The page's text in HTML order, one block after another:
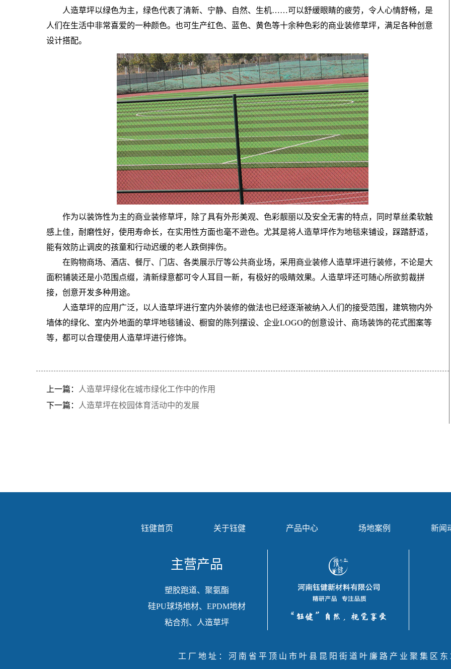
人造草坪以绿色为主，绿色代表了清新、宁静、自然、生机……可以舒缓眼睛的疲劳，令人心情舒畅，是
人们在生活中非常喜爱的一种颜色。也可生产红色、蓝色、黄色等十余种色彩的商业装修草坪，满足各种创意
设计搭配。
作为以装饰性为主的商业装修草坪，除了具有外形美观、色彩靓丽以及安全无害的特点，同时草丝柔软触
感上佳，耐磨性好，使用寿命长，在实用性方面也毫不逊色。尤其是将人造草坪作为地毯来铺设，踩踏舒适，
能有效防止调皮的孩童和行动迟缓的老人跌倒摔伤。
在购物商场、酒店、餐厅、门店、各类展示厅等公共商业场，采用商业装修人造草坪进行装修，不论是大
面积铺装还是小范围点缀，清新绿意都可令人耳目一新，有极好的吸睛效果。人造草坪还可随心所欲剪裁拼
接，创意开发多种用途。
人造草坪的应用广泛，以人造草坪进行室内外装修的做法也已经逐渐被纳入人们的接受范围，建筑物内外
墙体的绿化、室内外地面的草坪地毯铺设、橱窗的陈列摆设、企业LOGO的创意设计、商场装饰的花式图案等
等，都可以合理使用人造草坪进行修饰。
上一篇：
人造草坪绿化在城市绿化工作中的作用
下一篇：
人造草坪在校园体育活动中的发展
钰健首页 关于钰健 产品中心 场地案例 新闻
主营产品
塑胶跑道、聚氨酯
硅PU球场地材、EPDM地材
粘合剂、人造草坪
工厂地址：河南省平顶山市叶县昆阳街道叶廉路产业聚集区